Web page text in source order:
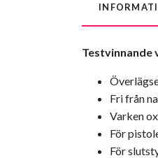
Testvinnande
Fri från
Varken
För
För